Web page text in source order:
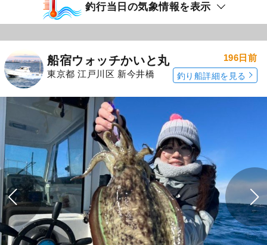
釣行当日の気象情報を表示
船宿ウォッチかいと丸
東京都 江戸川区 新今井橋
196日前
釣り船詳細を見る